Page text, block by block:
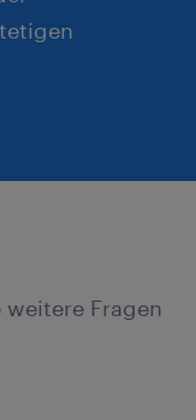
weitere Fragen